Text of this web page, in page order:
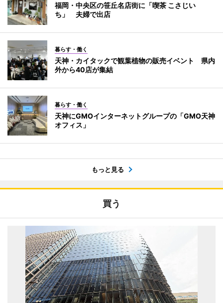
福岡・中央区の笹丘名店街に「喫茶 こさじい
ち」 夫婦で出店
暮らす・働く
天神・カイタックで観葉植物の販売イベント 県内
外から40店が集結
暮らす・働く
天神にGMOインターネットグループの「GMO天神
オフィス」
もっと見る
買う